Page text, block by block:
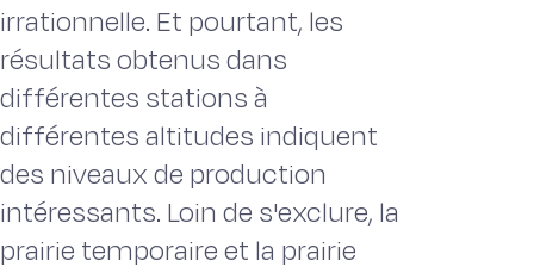
irrationnelle. Et pourtant, les
résultats obtenus dans
différentes stations à
différentes altitudes indiquent
des niveaux de production
intéressants. Loin de s'exclure, la
prairie temporaire et la prairie